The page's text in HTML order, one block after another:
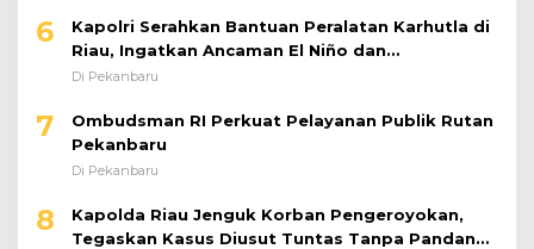
6
Kapolri Serahkan Bantuan Peralatan Karhutla di
Riau, Ingatkan Ancaman El Niño dan
Prioritaskan Pencegahan
Di Pekanbaru
7
Ombudsman RI Perkuat Pelayanan Publik Rutan
Pekanbaru
Di Pekanbaru
8
Kapolda Riau Jenguk Korban Pengeroyokan,
Tegaskan Kasus Diusut Tuntas Tanpa Pandang